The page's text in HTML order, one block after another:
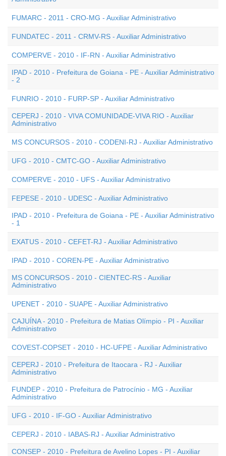
FUMARC - 2011 - CRO-MG - Auxiliar Administrativo
FUNDATEC - 2011 - CRMV-RS - Auxiliar Administrativo
COMPERVE - 2010 - IF-RN - Auxiliar Administrativo
IPAD - 2010 - Prefeitura de Goiana - PE - Auxiliar Administrativo
- 2
FUNRIO - 2010 - FURP-SP - Auxiliar Administrativo
CEPERJ - 2010 - VIVA COMUNIDADE-VIVA RIO - Auxiliar
Administrativo
MS CONCURSOS - 2010 - CODENI-RJ - Auxiliar Administrativo
UFG - 2010 - CMTC-GO - Auxiliar Administrativo
COMPERVE - 2010 - UFS - Auxiliar Administrativo
FEPESE - 2010 - UDESC - Auxiliar Administrativo
IPAD - 2010 - Prefeitura de Goiana - PE - Auxiliar Administrativo
- 1
EXATUS - 2010 - CEFET-RJ - Auxiliar Administrativo
IPAD - 2010 - COREN-PE - Auxiliar Administrativo
MS CONCURSOS - 2010 - CIENTEC-RS - Auxiliar
Administrativo
UPENET - 2010 - SUAPE - Auxiliar Administrativo
CAJUÍNA - 2010 - Prefeitura de Matias Olímpio - PI - Auxiliar
Administrativo
COVEST-COPSET - 2010 - HC-UFPE - Auxiliar Administrativo
CEPERJ - 2010 - Prefeitura de Itaocara - RJ - Auxiliar
Administrativo
FUNDEP - 2010 - Prefeitura de Patrocínio - MG - Auxiliar
Administrativo
UFG - 2010 - IF-GO - Auxiliar Administrativo
CEPERJ - 2010 - IABAS-RJ - Auxiliar Administrativo
CONSEP - 2010 - Prefeitura de Avelino Lopes - PI - Auxiliar